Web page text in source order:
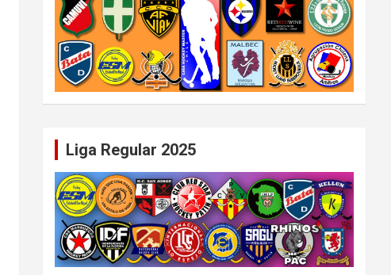
Liga Regular 2025